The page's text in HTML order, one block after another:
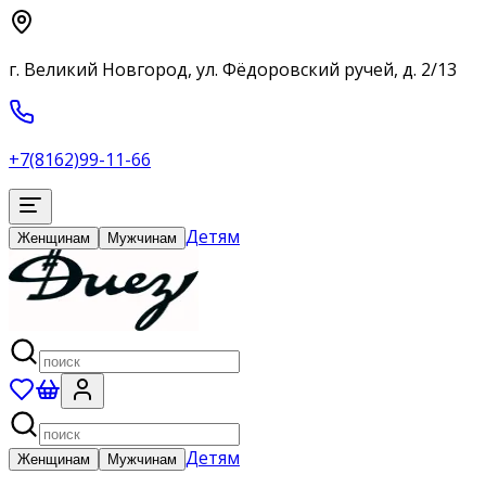
г. Великий Новгород, ул. Фёдоровский ручей, д. 2/13
+7(8162)99-11-66
Женщинам Мужчинам Детям
Женщинам Мужчинам Детям